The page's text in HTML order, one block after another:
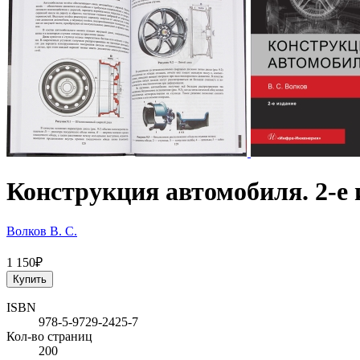
Конструкция автомобиля. 2-е
Волков В. С.
1 150₽
Купить
ISBN
978-5-9729-2425-7
Кол-во страниц
200